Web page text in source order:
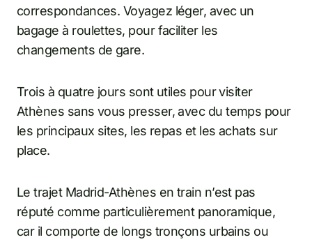
correspondances. Voyagez léger, avec un
bagage à roulettes, pour faciliter les
changements de gare.
Trois à quatre jours sont utiles pour visiter
Athènes sans vous presser, avec du temps pour
les principaux sites, les repas et les achats sur
place.
Le trajet Madrid-Athènes en train n’est pas
réputé comme particulièrement panoramique,
car il comporte de longs tronçons urbains ou